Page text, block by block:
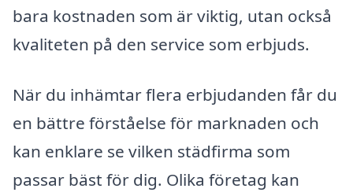
bara kostnaden som är viktig, utan också
kvaliteten på den service som erbjuds.
När du inhämtar flera erbjudanden får du
en bättre förståelse för marknaden och
kan enklare se vilken städfirma som
passar bäst för dig. Olika företag kan